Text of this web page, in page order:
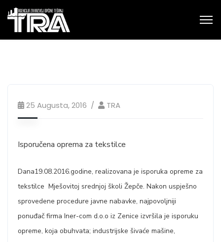
25 Augusta, 2016 TRA
Isporučena oprema za tekstilce
Dana19.08.2016.godine, realizovana je isporuka opreme za
tekstilce Mješovitoj srednjoj školi Žepče. Nakon uspješno
sprovedene procedure javne nabavke, najpovoljniji
ponuđač firma Iner-com d.o.o iz Zenice izvršila je isporuku
opreme, koja obuhvata; industrijske šivaće mašine,